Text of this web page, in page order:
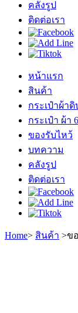
คลังรูป
ติดต่อเรา
หน้าแรก
สินค้า
กระเป๋าผ้าดิ
กระเป๋า ผ้า
ของรับไหว้
บทความ
คลังรูป
ติดต่อเรา
Home> สินค้า >ข